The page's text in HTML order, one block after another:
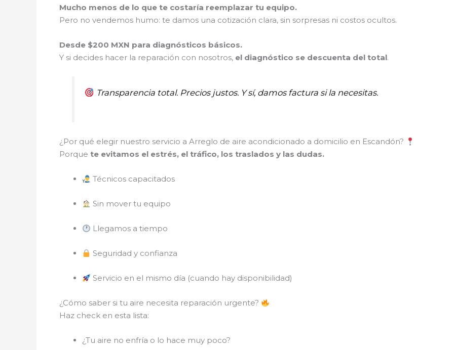
Mucho menos de lo que te costaría reemplazar tu equipo.
Pero no vendemos humo: te damos una cotización clara, sin sorpresas ni costos ocultos.
Desde $200 MXN para diagnósticos básicos.
Y si decides hacer la reparación con nosotros, el diagnóstico se descuenta del total.
Transparencia total. Precios justos. Y sí, damos factura si la necesitas.
¿Por qué elegir nuestro servicio a Arreglo de aire acondicionado a domicilio en Escandón?
Porque te evitamos el estrés, el tráfico, los traslados y las dudas.
Técnicos capacitados
Sin mover tu equipo
Llegamos a tiempo
Seguridad y confianza
Servicio en el mismo día (cuando hay disponibilidad)
¿Cómo saber si tu aire necesita reparación urgente?
Haz check en esta lista:
¿Tu aire no enfría o lo hace muy poco?